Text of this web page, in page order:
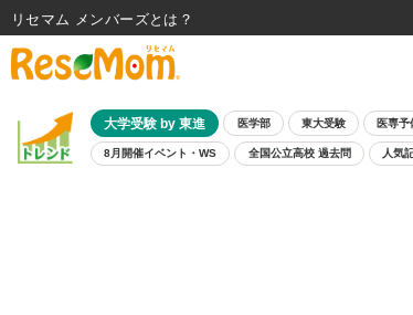
大学受験 by 東進 医学部 東大受験 医専予
8月開催イベント・WS 全国公立高校 過去問 人気
リセマム メンバーズ